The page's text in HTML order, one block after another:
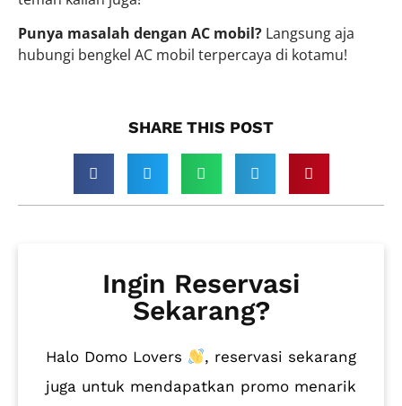
Punya masalah dengan AC mobil? Langsung aja
hubungi bengkel AC mobil terpercaya di kotamu!
SHARE THIS POST​
Ingin Reservasi
Sekarang?
Halo Domo Lovers
, reservasi sekarang
juga untuk mendapatkan promo menarik